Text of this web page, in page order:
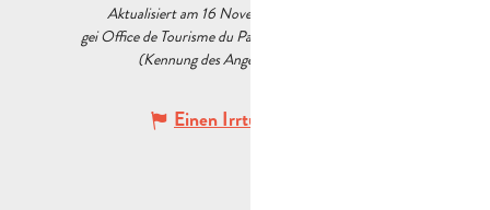
Aktualisiert am 16 November 2022 Um 17:03
gei Office de Tourisme du Pays d’Aubagne et de l’Étoile
(Kennung des Angebots :
Einen Irrtum angeben